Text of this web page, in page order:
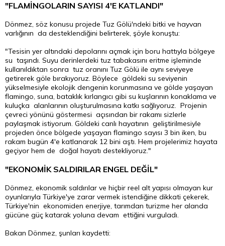
"FLAMİNGOLARIN SAYISI 4'E KATLANDI"
Dönmez, söz konusu projede Tuz Gölü'ndeki bitki ve hayvan
varlığının da desteklendiğini belirterek, şöyle konuştu:
"Tesisin yer altındaki depolarını açmak için boru hattıyla bölgeye
su taşındı. Suyu derinlerdeki tuz tabakasını eritme işleminde
kullanıldıktan sonra tuz oranını Tuz Gölü ile aynı seviyeye
getirerek göle bırakıyoruz. Böylece göldeki su seviyenin
yükselmesiyle ekolojik dengenin korunmasına ve gölde yaşayan
flamingo, suna, bataklık kırlangıcı gibi su kuşlarının konaklama ve
kuluçka alanlarının oluşturulmasına katkı sağlıyoruz. Projenin
çevreci yönünü göstermesi açısından bir rakamı sizlerle
paylaşmak istiyorum. Göldeki canlı hayatının geliştirilmesiyle
projeden önce bölgede yaşayan flamingo sayısı 3 bin iken, bu
rakam bugün 4'e katlanarak 12 bini aştı. Hem projelerimiz hayata
geçiyor hem de doğal hayatı destekliyoruz."
"EKONOMİK SALDIRILAR ENGEL DEĞİL"
Dönmez, ekonomik saldırılar ve hiçbir reel alt yapısı olmayan kur
oyunlarıyla Türkiye'ye zarar vermek istendiğine dikkati çekerek,
Türkiye'nin ekonomiden enerjiye, tarımdan turizme her alanda
gücüne güç katarak yoluna devam ettiğini vurguladı.
Bakan Dönmez, şunları kaydetti: